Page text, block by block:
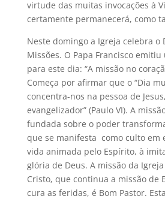
virtude das muitas invocações à
certamente permanecerá, como
Neste domingo a Igreja celebra o
Missões. O Papa Francisco
para este dia: “A missão no
Começa por afirmar que o “Dia
concentra-nos na pessoa de
evangelizador” (Paulo VI). A
fundada sobre o poder
que se manifesta como culto em
vida animada pelo Espírito, à
glória de Deus. A missão da
Cristo, que continua a missão de
cura as feridas, é Bom Pastor.